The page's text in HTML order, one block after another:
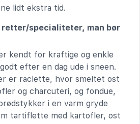
lidt ekstra tid.
retter/specialiteter, man bør
kendt for kraftige og enkle
efter en dag ude i sneen.
er raclette, hvor smeltet ost
og charcuteri, og fondue,
i en varm gryde
tartiflette med kartofler, ost